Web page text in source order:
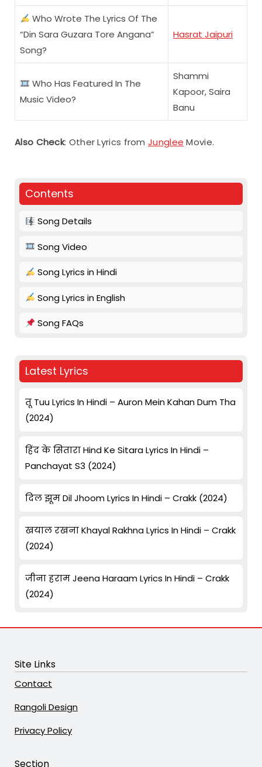
Who Wrote The Lyrics Of The
“Din Sara Guzara Tore Angana”
Song?
Hasrat Jaipuri
Who Has Featured In The
Music Video?
Shammi
Kapoor, Saira
Banu
Also Check: Other Lyrics fromJunglee Movie.
Contents
Song Details
Song Video
Song Lyrics in Hindi
Song Lyrics in English
Song FAQs
Latest Lyrics
तू Tuu Lyrics In Hindi – Auron Mein Kahan Dum Tha
(2024)
हिंद के सितारा Hind Ke Sitara Lyrics In Hindi –
Panchayat S3 (2024)
दिल झूम Dil Jhoom Lyrics In Hindi – Crakk (2024)
खयाल रखना Khayal Rakhna Lyrics In Hindi – Crakk
(2024)
जीना हराम Jeena Haraam Lyrics In Hindi – Crakk
(2024)
Site Links
Contact
Rangoli Design
Privacy Policy
Section